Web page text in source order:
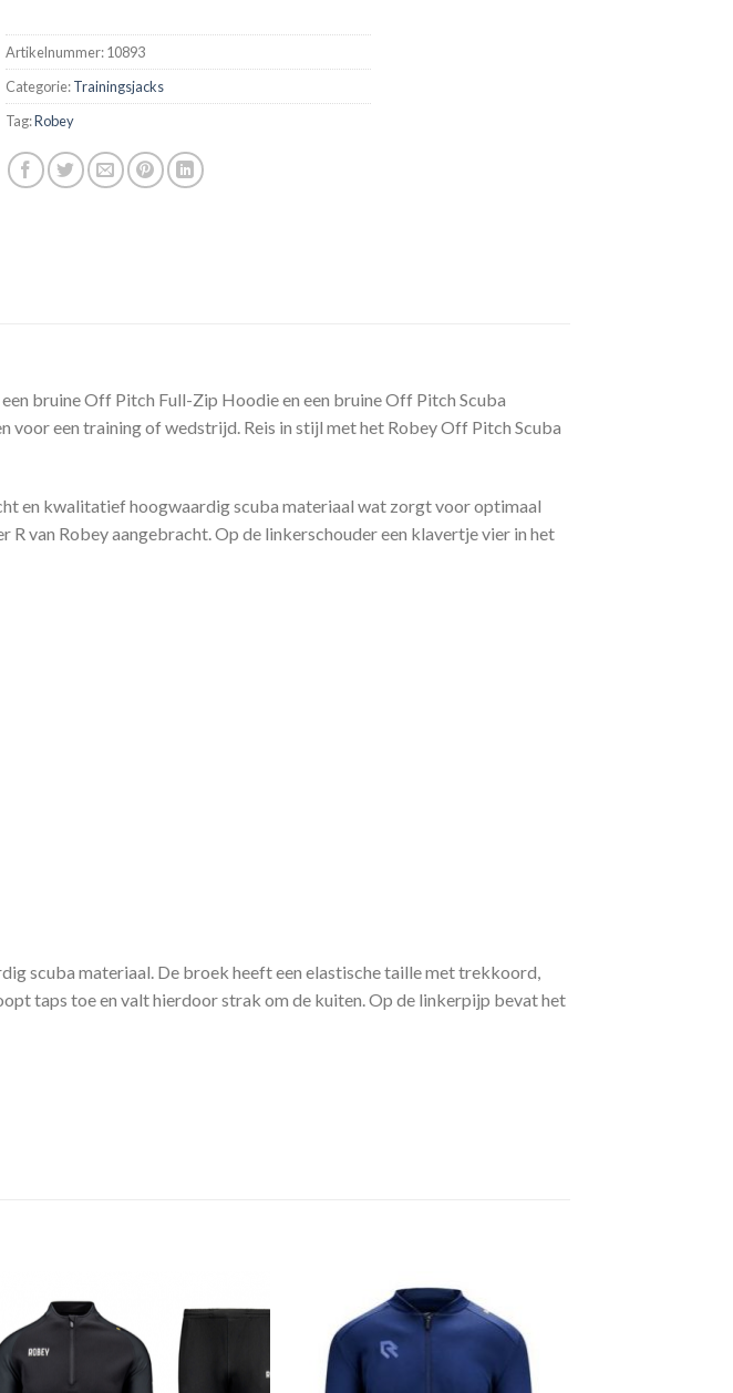
Artikelnummer:10893
Categorie:Trainingsjacks
Tag:Robey
bruine Off Pitch Full-Zip Hoodie en een bruine Off Pitch Scuba
een training of wedstrijd. Reis in stijl met het Robey Off Pitch Scuba
en kwalitatief hoogwaardig scuba materiaal wat zorgt voor optimaal
van Robey aangebracht. Op de linkerschouder een klavertje vier in het
scuba materiaal. De broek heeft een elastische taille met trekkoord,
taps toe en valt hierdoor strak om de kuiten. Op de linkerpijp bevat het